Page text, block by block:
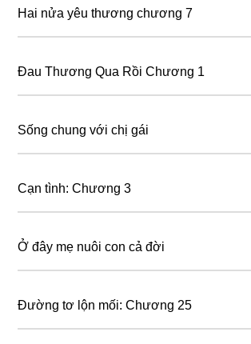
Hai nửa yêu thương chương 7
Đau Thương Qua Rồi Chương 1
Sống chung với chị gái
Cạn tình: Chương 3
Ở đây mẹ nuôi con cả đời
Đường tơ lộn mối: Chương 25